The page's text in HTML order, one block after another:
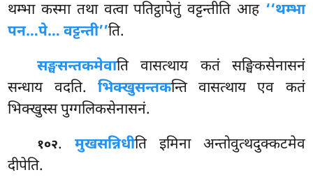
थम्भा कस्मा तथा वत्वा पतिट्ठापेतुं वट्टन्तीति आह ‘‘थम्भा
पन…पे… वट्टन्ती’’ति.
सङ्घसन्तकमेवातिवासत्थाय कतं सङ्घिकसेनासनं
सन्धाय वदति. भिक्खुसन्तकन्ति वासत्थाय एव कतं
भिक्खुस्स पुग्गलिकसेनासनं.
१०२. मुखसन्निधीति इमिना अन्तोवुत्थदुक्कटमेव
दीपेति.